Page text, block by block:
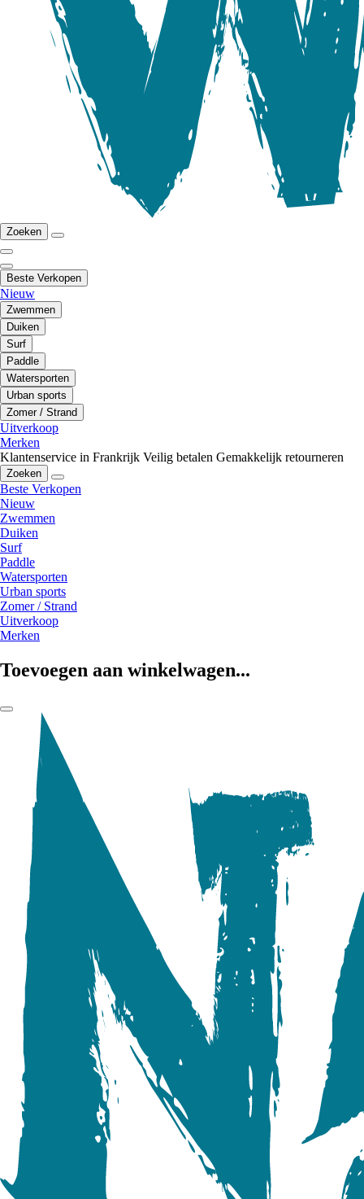
Zoeken
Beste Verkopen
Nieuw
Zwemmen
Duiken
Surf
Paddle
Watersporten
Urban sports
Zomer / Strand
Uitverkoop
Merken
Klantenservice in Frankrijk Veilig betalen Gemakkelijk retourneren
Zoeken
Beste Verkopen
Nieuw
Zwemmen
Duiken
Surf
Paddle
Watersporten
Urban sports
Zomer / Strand
Uitverkoop
Merken
Toevoegen aan winkelwagen...